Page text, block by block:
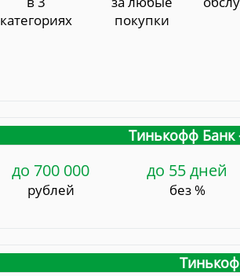
категориях
покупки
Тинькофф Банк
до 700 000
рублей
до 55 дней
без %